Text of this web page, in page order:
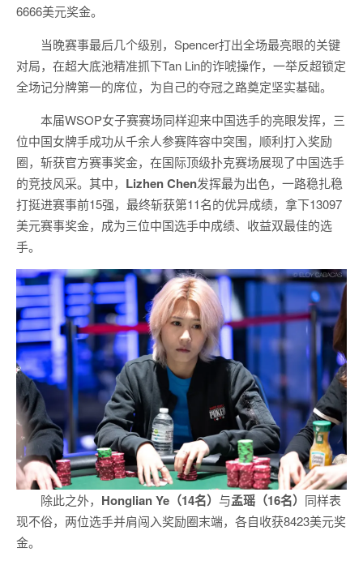
6666美元奖金。
当晚赛事最后几个级别，Spencer打出全场最亮眼的关键
对局，在超大底池精准抓下Tan Lin的诈唬操作，一举反超锁定
全场记分牌第一的席位，为自己的夺冠之路奠定坚实基础。
本届WSOP女子赛赛场同样迎来中国选手的亮眼发挥，三
位中国女牌手成功从千余人参赛阵容中突围，顺利打入奖励
圈，斩获官方赛事奖金，在国际顶级扑克赛场展现了中国选手
的竞技风采。其中， Lizhen Chen发挥最为出色，一路稳扎稳
打挺进赛事前15强，最终斩获第11名的优异成绩，拿下13097
美元赛事奖金，成为三位中国选手中成绩、收益双最佳的选
手。
除此之外， Honglian Ye（14名） 与孟瑶（16名） 同样表
现不俗，两位选手并肩闯入奖励圈末端，各自收获8423美元奖
金。